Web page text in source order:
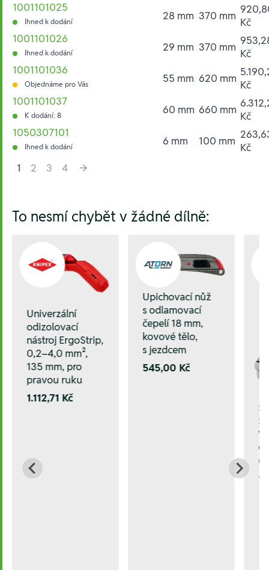
1001101025
Ihned k dodání 28 mm 370 mm Kč
1001101026
Ihned k dodání 29 mm 370 mm Kč
1001101036
Objednáme pro Vás 55 mm 620 mm Kč
1001101037
K dodání: 8 60 mm 660 mm Kč
1050307101
Ihned k dodání 6 mm 100 mm Kč
1
2 3
4
To nesmí chybět v žádné dílně:
Univerzální
odizolovací
nástroj ErgoStrip,
0,2–4,0 mm²,
135 mm, pro
pravou ruku
1.112,71 Kč
Upichovací nůž
s odlamovací
čepelí 18 mm,
kovové tělo,
s jezdcem
545,00 Kč